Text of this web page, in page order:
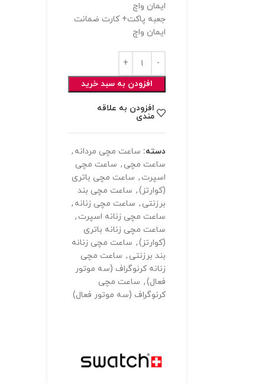
ایمان واچ
جعبه پاکت+ کارت ضمانت
ایمان واچ
افزودن به سبد خرید
افزودن به علاقه
مندی
دسته: ساعت مچی مردانه ,
ساعت مچی , ساعت مچی
اسپرت , ساعت مچی باتری
(کوارتز), ساعت مچی بند
برزنتی , ساعت مچی زنانه ,
ساعت مچی زنانه اسپرت ,
ساعت مچی زنانه باتری
(کوارتز), ساعت مچی زنانه
بند برزنتی , ساعت مچی
زنانه کرنوگراف (سه موتور
فعال), ساعت مچی
کرنوگراف (سه موتور فعال)